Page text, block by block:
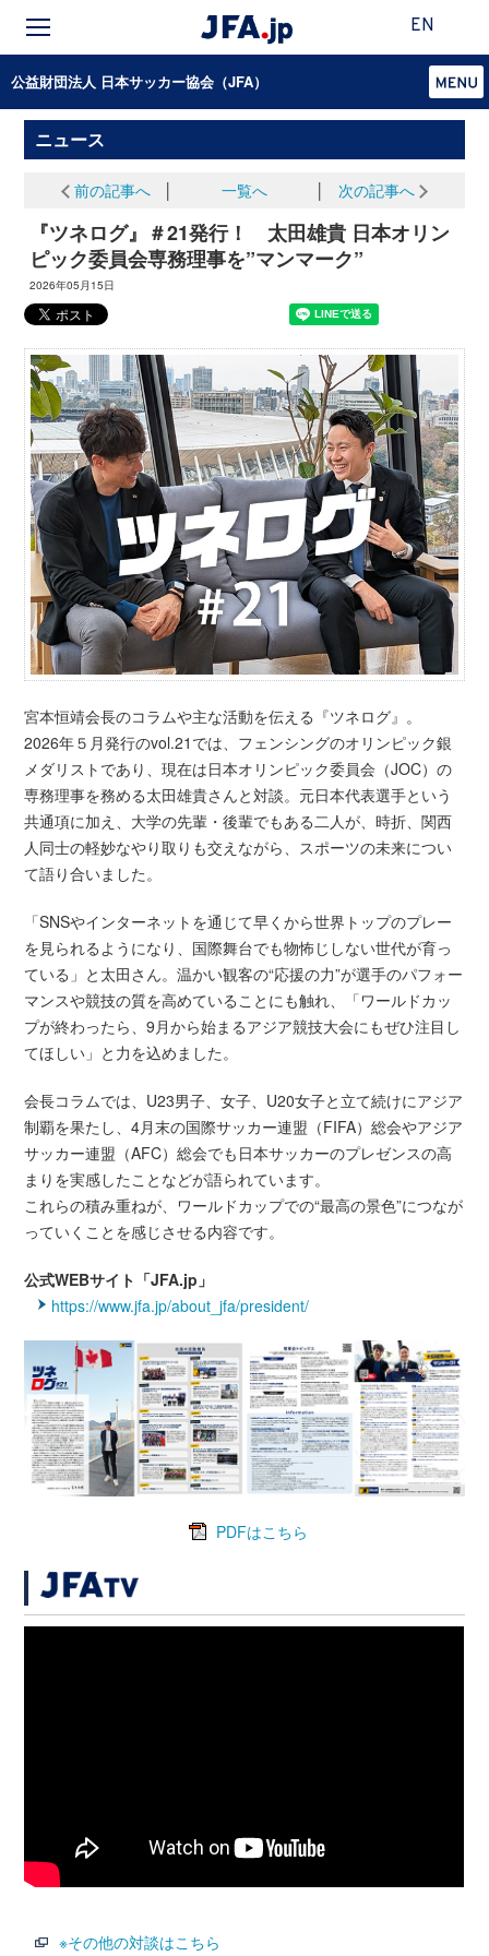
EN
公益財団法人 日本サッカー協会（JFA）
ニュース
前の記事へ 一覧へ 次の記事へ
『ツネログ』＃21発行！ 太田雄貴 日本オリン
ピック委員会専務理事を”マンマーク”
2026年05月15日
宮本恒靖会長のコラムや主な活動を伝える『ツネログ』。
2026年５月発行のvol.21では、フェンシングのオリンピック銀
メダリストであり、現在は日本オリンピック委員会（JOC）の
専務理事を務める太田雄貴さんと対談。元日本代表選手という
共通項に加え、大学の先輩・後輩でもある二人が、時折、関西
人同士の軽妙なやり取りも交えながら、スポーツの未来につい
て語り合いました。
「SNSやインターネットを通じて早くから世界トップのプレー
を見られるようになり、国際舞台でも物怖じしない世代が育っ
ている」と太田さん。温かい観客の“応援の力”が選手のパフォー
マンスや競技の質を高めていることにも触れ、「ワールドカッ
プが終わったら、9月から始まるアジア競技大会にもぜひ注目し
てほしい」と力を込めました。
会長コラムでは、U23男子、女子、U20女子と立て続けにアジア
制覇を果たし、4月末の国際サッカー連盟（FIFA）総会やアジア
サッカー連盟（AFC）総会でも日本サッカーのプレゼンスの高
まりを実感したことなどが語られています。
これらの積み重ねが、ワールドカップでの“最高の景色”につなが
っていくことを感じさせる内容です。
公式WEBサイト「JFA.jp」
https://www.jfa.jp/about_jfa/president/
PDFはこちら
※その他の対談はこちら